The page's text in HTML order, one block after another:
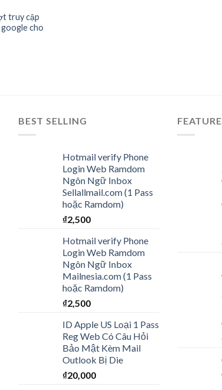
Add to
wishlist
truy cập
cho
BEST SELLING
Hotmail verify Phone
Login Web Ramdom
Ngôn Ngữ Inbox
Sellallmail.com (1 Pass
hoặc Ramdom)
₫2,500
Hotmail verify Phone
Login Web Ramdom
Ngôn Ngữ Inbox
Mailnesia.com (1 Pass
hoặc Ramdom)
₫2,500
ID Apple US Loại 1 Pass
Reg Web Có Câu Hỏi
Bảo Mật Kèm Mail
Outlook Bị Die
₫20,000